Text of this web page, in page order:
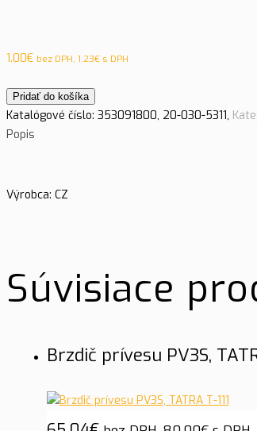
1.00€ bez DPH, 1.23€ s DPH
Pridať do košíka
Katalógové číslo: 353091800, 20-030-5311,
Popis
Výrobca: CZ
Súvisiace
Brzdič prívesu PV3S,